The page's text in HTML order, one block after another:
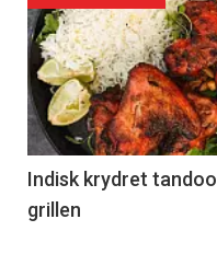
Indisk krydret
grillen